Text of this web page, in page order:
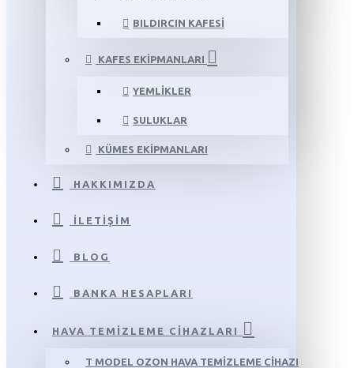
BILDIRCIN KAFESI
KAFES EKIPMANLARI
YEMLIKLER
SULUKLAR
KÜMES EKIPMANLARI
HAKKIMIZDA
İLETIŞIM
BLOG
BANKA HESAPLARI
HAVA TEMIZLEME CIHAZLARI
T MODEL OZON HAVA TEMIZLEME CIHAZI